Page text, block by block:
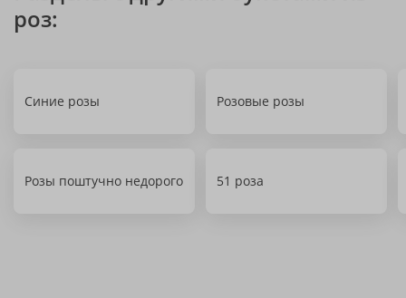
роз:
Синие розы Розовые розы
Розы поштучно недорого 51 роза